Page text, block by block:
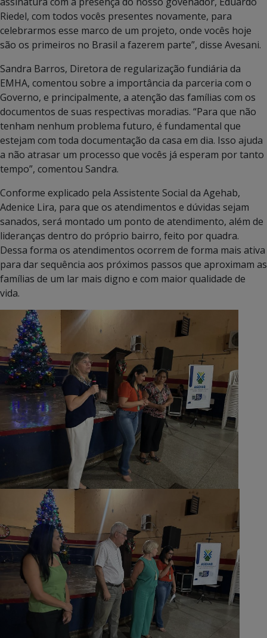
Riedel, com todos vocês presentes novamente, para
celebrarmos esse marco de um projeto, onde vocês hoje
são os primeiros no Brasil a fazerem parte”, disse Avesani.
Sandra Barros, Diretora de regularização fundiária da
EMHA, comentou sobre a importância da parceria com o
Governo, e principalmente, a atenção das famílias com os
documentos de suas respectivas moradias. “Para que não
tenham nenhum problema futuro, é fundamental que
estejam com toda documentação da casa em dia. Isso ajuda
a não atrasar um processo que vocês já esperam por tanto
tempo”, comentou Sandra.
Conforme explicado pela Assistente Social da Agehab,
Adenice Lira, para que os atendimentos e dúvidas sejam
sanados, será montado um ponto de atendimento, além de
lideranças dentro do próprio bairro, feito por quadra.
Dessa forma os atendimentos ocorrem de forma mais ativa
para dar sequência aos próximos passos que aproximam as
famílias de um lar mais digno e com maior qualidade de
vida.